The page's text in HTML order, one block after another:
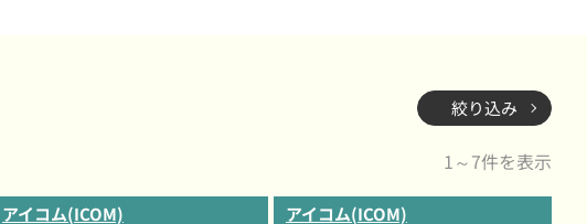
絞り込み
1～7件を表示
アイコム(ICOM) アイコム(ICOM)